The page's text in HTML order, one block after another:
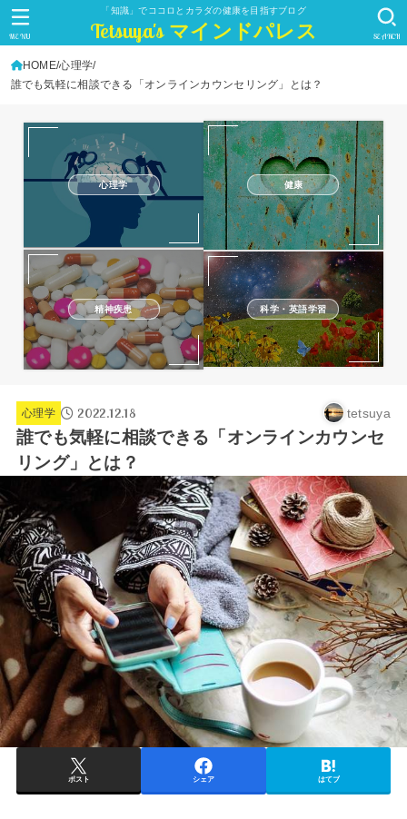
「知識」でココロとカラダの健康を目指すブログ
Tetsuya's マインドパレス SEARCH
MENU
HOME 心理学
誰でも気軽に相談できる「オンラインカウンセリング」とは？
心理学 健康
精神疾患 科学・英語学習
心理学 2022.12.18 tetsuya
誰でも気軽に相談できる「オンラインカウンセ
リング」とは？
ポスト シェア はてブ